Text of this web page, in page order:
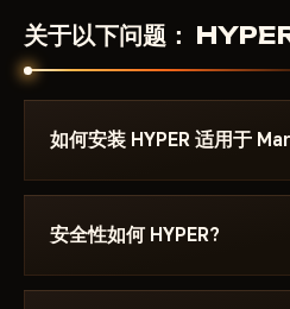
关于以下问题：
如何安装 HYPER 适用于
付款后你将收到下载链接和专
Marvel Rivals - ，其中注明
Secure Boot 设置和启动顺
Discord 或 Telegram 联系我
安全性如何 HYPER?
该作弊器在以下游戏的最新补